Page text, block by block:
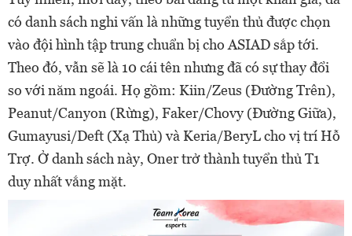
có danh sách nghi vấn là những tuyển thủ được chọn
vào đội hình tập trung chuẩn bị cho ASIAD sắp tới.
Theo đó, vẫn sẽ là 10 cái tên nhưng đã có sự thay đổi
so với năm ngoái. Họ gồm: Kiin/Zeus (Đường Trên),
Peanut/Canyon (Rừng), Faker/Chovy (Đường Giữa),
Gumayusi/Deft (Xạ Thủ) và Keria/BeryL cho vị trí Hỗ
Trợ. Ở danh sách này, Oner trở thành tuyển thủ T1
duy nhất vắng mặt.